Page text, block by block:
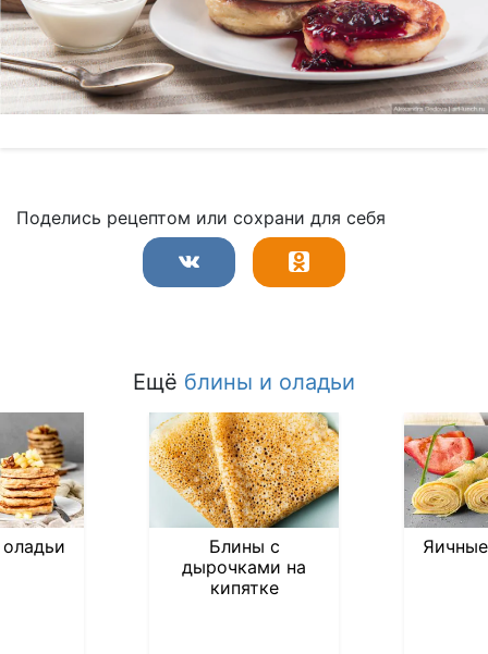
Поделись рецептом или сохрани для себя
Ещё блины и оладьи
Блины с
дырочками на
кипятке